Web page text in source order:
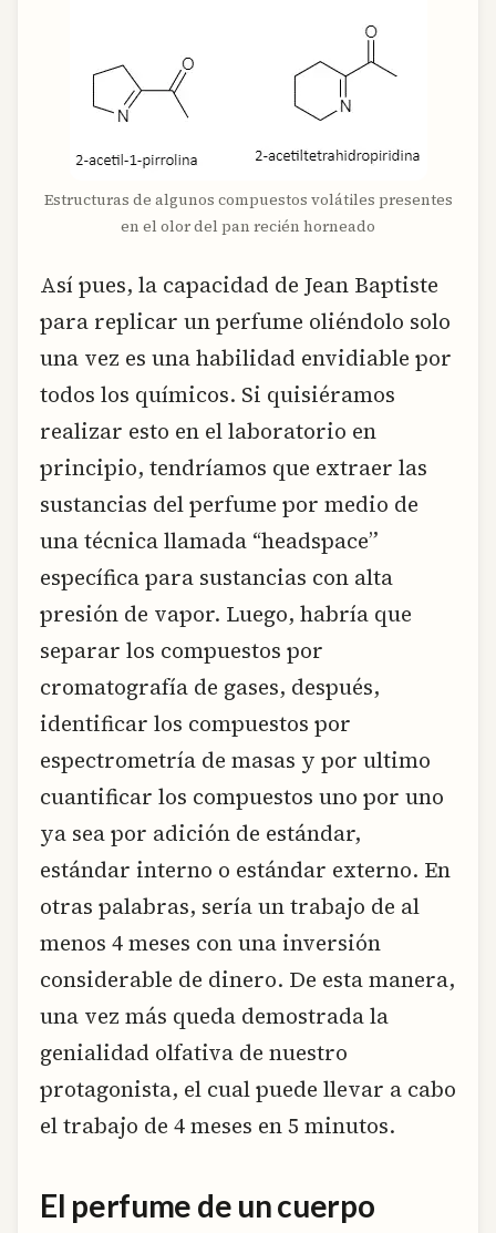
Estructuras de algunos compuestos volátiles presentes
en el olor del pan recién horneado
Así pues, la capacidad de Jean Baptiste
para replicar un perfume oliéndolo solo
una vez es una habilidad envidiable por
todos los químicos. Si quisiéramos
realizar esto en el laboratorio en
principio, tendríamos que extraer las
sustancias del perfume por medio de
una técnica llamada “headspace”
específica para sustancias con alta
presión de vapor. Luego, habría que
separar los compuestos por
cromatografía de gases, después,
identificar los compuestos por
espectrometría de masas y por ultimo
cuantificar los compuestos uno por uno
ya sea por adición de estándar,
estándar interno o estándar externo. En
otras palabras, sería un trabajo de al
menos 4 meses con una inversión
considerable de dinero. De esta manera,
una vez más queda demostrada la
genialidad olfativa de nuestro
protagonista, el cual puede llevar a cabo
el trabajo de 4 meses en 5 minutos.
El perfume de un cuerpo